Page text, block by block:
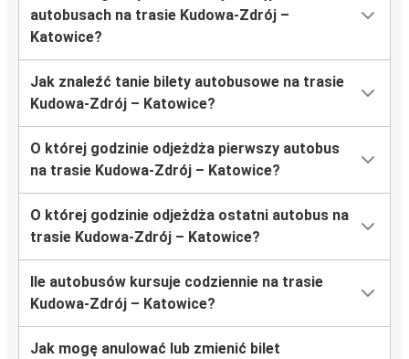
autobusach na trasie Kudowa-Zdrój –
Katowice?
Jak znaleźć tanie bilety autobusowe na trasie
Kudowa-Zdrój – Katowice?
O której godzinie odjeżdża pierwszy autobus
na trasie Kudowa-Zdrój – Katowice?
O której godzinie odjeżdża ostatni autobus na
trasie Kudowa-Zdrój – Katowice?
Ile autobusów kursuje codziennie na trasie
Kudowa-Zdrój – Katowice?
Jak mogę anulować lub zmienić bilet